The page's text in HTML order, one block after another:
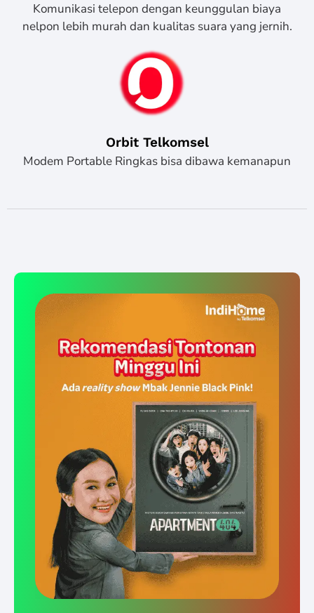
Komunikasi telepon dengan keunggulan biaya
nelpon lebih murah dan kualitas suara yang jernih.
Orbit Telkomsel
Modem Portable Ringkas bisa dibawa kemanapun